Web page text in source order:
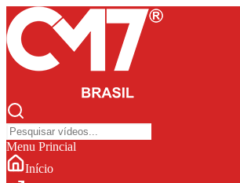
Menu Princial
Início